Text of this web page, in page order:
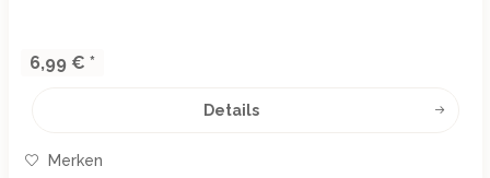
6,99 € *
Details
Merken